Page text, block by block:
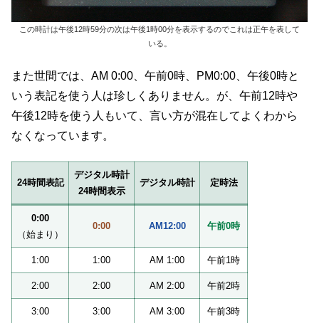
この時計は午後12時59分の次は午後1時00分を表示するのでこれは正午を表して
いる。
また世間では、AM 0:00、午前0時、PM0:00、午後0時と
いう表記を使う人は珍しくありません。が、午前12時や
午後12時を使う人もいて、言い方が混在してよくわから
なくなっています。
24時間表記
デジタル時計
24時間表示
デジタル時計 定時法
0:00
（始まり）
0:00 AM12:00 午前0時
1:00 1:00 AM 1:00 午前1時
2:00 2:00 AM 2:00 午前2時
3:00 3:00 AM 3:00 午前3時